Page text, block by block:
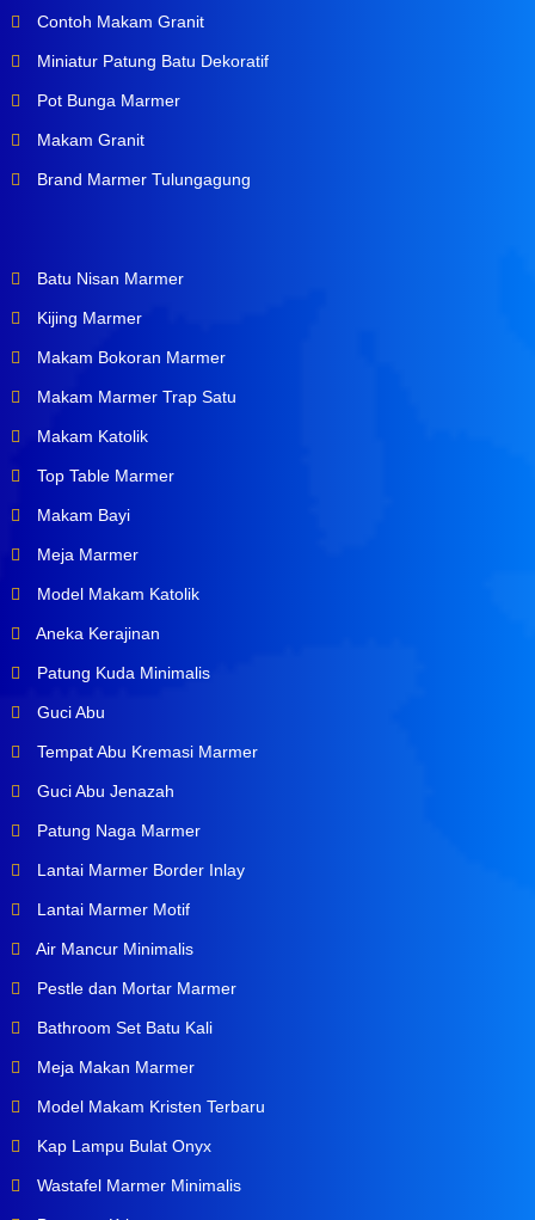
Contoh Makam Granit
Miniatur Patung Batu Dekoratif
Pot Bunga Marmer
Makam Granit
Brand Marmer Tulungagung
Batu Nisan Marmer
Kijing Marmer
Makam Bokoran Marmer
Makam Marmer Trap Satu
Makam Katolik
Top Table Marmer
Makam Bayi
Meja Marmer
Model Makam Katolik
Aneka Kerajinan
Patung Kuda Minimalis
Guci Abu
Tempat Abu Kremasi Marmer
Guci Abu Jenazah
Patung Naga Marmer
Lantai Marmer Border Inlay
Lantai Marmer Motif
Air Mancur Minimalis
Pestle dan Mortar Marmer
Bathroom Set Batu Kali
Meja Makan Marmer
Model Makam Kristen Terbaru
Kap Lampu Bulat Onyx
Wastafel Marmer Minimalis